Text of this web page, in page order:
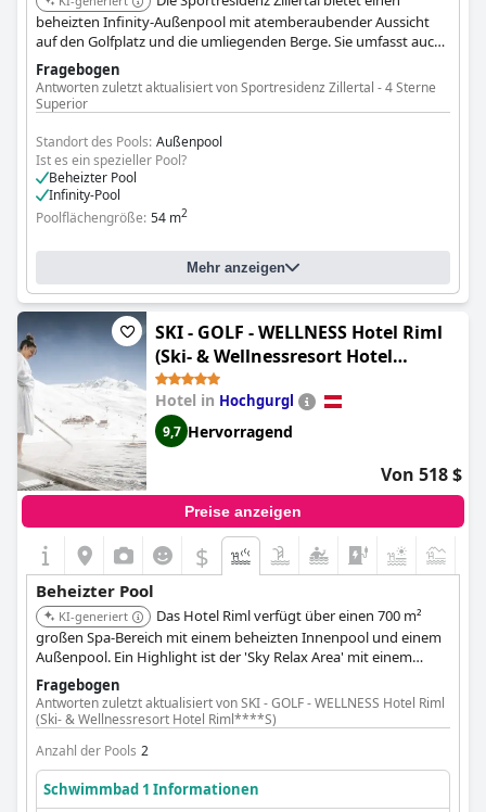
beheizten Infinity-Außenpool mit atemberaubender Aussicht
auf den Golfplatz und die umliegenden Berge. Sie umfasst auch
einen Innenpool, der sowohl aktive als auch entspannende
Wassererlebnisse bietet.
Fragebogen
Antworten zuletzt aktualisiert von Sportresidenz Zillertal - 4 Sterne
Superior
Standort des Pools: Außenpool
Ist es ein spezieller Pool?
Beheizter Pool
Infinity-Pool
Poolflächengröße: 54 m2
Mehr anzeigen
SKI - GOLF - WELLNESS Hotel Riml
(Ski- & Wellnessresort Hotel
Riml****S)
Hotel in Hochgurgl
9,7 Hervorragend
Von 518 $
Preise anzeigen
$
Beheizter Pool
KI-generiert
Das Hotel Riml verfügt über einen 700 m²
großen Spa-Bereich mit einem beheizten Innenpool und einem
Außenpool. Ein Highlight ist der 'Sky Relax Area' mit einem
beheizten Infinity-Pool im 5. Stock, der einen Panoramablick auf
die Ötztaler Alpen bietet.
Fragebogen
Antworten zuletzt aktualisiert von SKI - GOLF - WELLNESS Hotel Riml
(Ski- & Wellnessresort Hotel Riml****S)
Anzahl der Pools 2
Schwimmbad 1 Informationen